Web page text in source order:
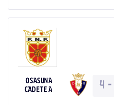
OSASUNA
CADETE A
4 -